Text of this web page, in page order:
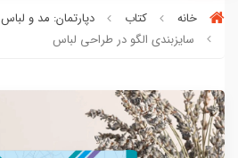
خانه کتاب دپارتمان: مد و لباس
سایزبندی الگو در طراحی لباس